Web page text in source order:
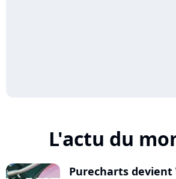
L'actu du
Purecharts devient